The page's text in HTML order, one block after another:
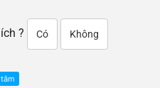
? Có Không